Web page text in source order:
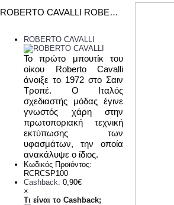
ROBERTO CAVALLI ROBERTO CAVALLI SIGNATURE EDP 100ML
ROBERTO CAVALLI
Toπρώτο μπουτίκ του
οίκου Roberto
Cavalli
άνοιξε το 1972 στο Σαιν
Τροπέ. Ο Ιταλός
σχεδιαστής μόδας έγινε
γνωστός χάρη στην
πρωτοποριακή τεχνική
εκτύπωσης των
υφασμάτων, την οποία
ανακάλυψε ο ίδιος.
Κωδικός Προϊόντος:
RCRCSP100
Cashback: 0,90€
×
Τι είναι το Cashback;